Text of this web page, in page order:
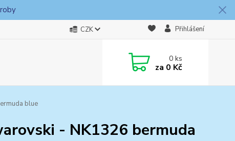
CZK Přihlášení
0ks
za 0 Kč
blue
- NK1326 bermuda